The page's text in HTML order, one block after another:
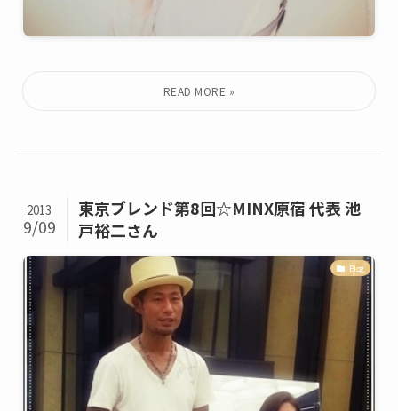
東京ブレンド第8回☆MINX原宿 代表 池
戸裕二さん
2013
9/09
Blog